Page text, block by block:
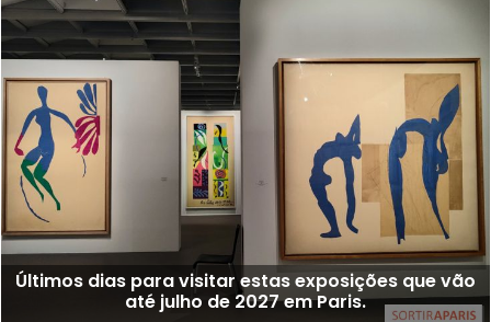
Últimos dias para visitar estas exposições que vão
até julho de 2027 em Paris.